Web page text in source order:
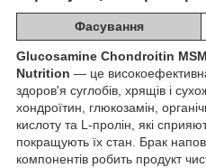
Фасування
Glucosamine Chondroitin
Nutrition — це
здоров'я суглобів, хрящів і
хондроїтин, глюкозамін,
кислоту та L-пролін, які
покращують їх стан. Брак
компонентів робить продукт